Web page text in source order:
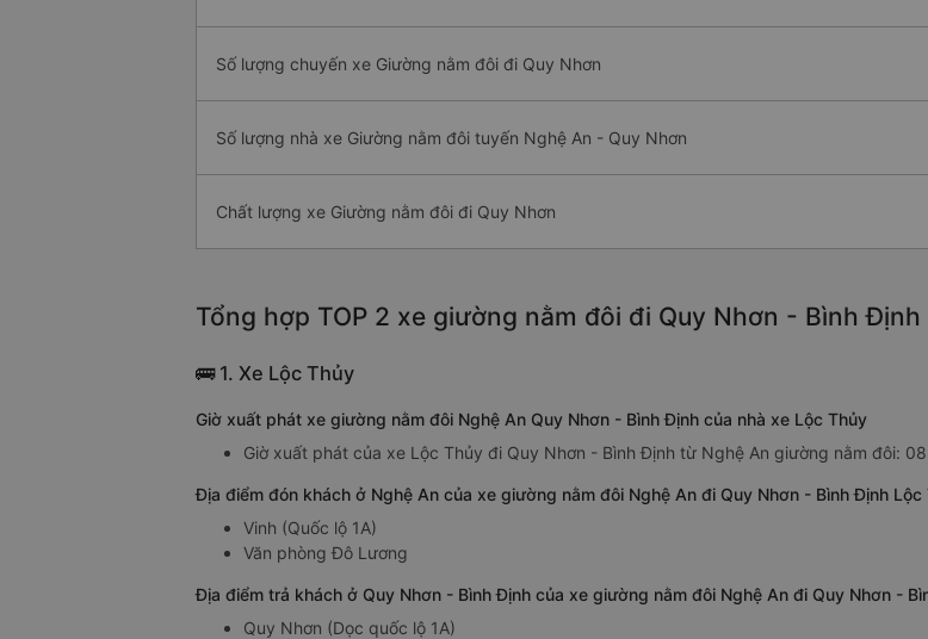
Số lượng chuyến xe Giường nằm đôi đi Quy Nhơn
Số lượng nhà xe Giường nằm đôi tuyến Nghệ An - Quy Nhơn
Chất lượng xe Giường nằm đôi đi Quy Nhơn
Tổng hợp TOP 2 xe giường nằm đôi đi Quy Nhơn - Bình
🚌 1. Xe Lộc Thủy
Giờ xuất phát xe giường nằm đôi Nghệ An Quy Nhơn - Bình Định của nhà xe Lộc Thủy
Giờ xuất phát của xe Lộc Thủy đi Quy Nhơn - Bình Định từ Nghệ An giường nằm đôi:
Địa điểm đón khách ở Nghệ An của xe giường nằm đôi Nghệ An đi Quy Nhơn - Bình Định Lộc
Vinh (Quốc lộ 1A)
Văn phòng Đô Lương
Địa điểm trả khách ở Quy Nhơn - Bình Định của xe giường nằm đôi Nghệ An đi Quy Nhơn -
Quy Nhơn (Dọc quốc lộ 1A)